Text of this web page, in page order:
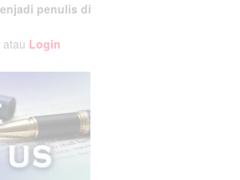
penulis di
atau Login